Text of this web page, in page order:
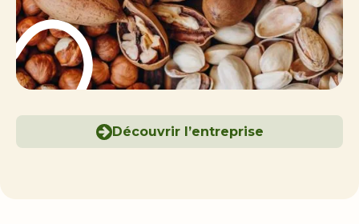
Découvrir l’entreprise